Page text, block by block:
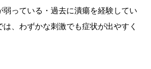
弱っている・過去に潰瘍を経験してい
は、わずかな刺激でも症状が出やすく